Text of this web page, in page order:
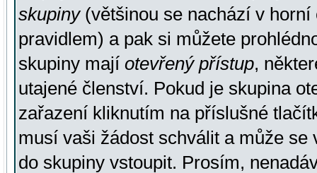
skupiny(většinou se nachází v horní
pravidlem) a pak si můžete
skupiny mají otevřený přístup,
utajené členství. Pokud je skupina
zařazení kliknutím na příslušné
musí vaši žádost schválit a může se
do skupiny vstoupit. Prosím,